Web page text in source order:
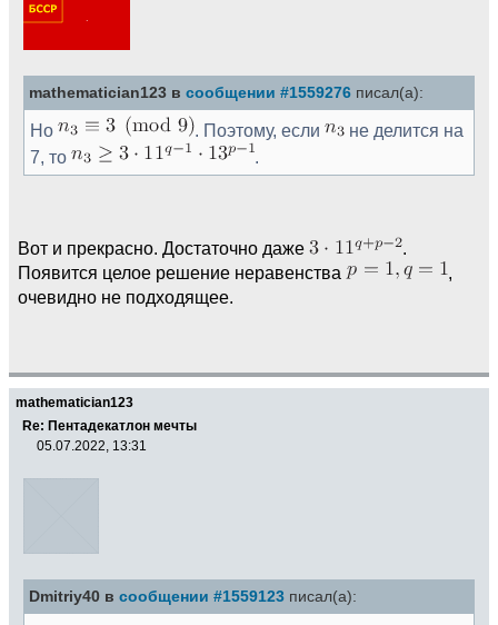
mathematician123 в сообщении #1559276 писал(а):
Но . Поэтому, если
не делится на
7, то
.
Вот и прекрасно. Достаточно даже
.
Появится целое решение неравенства
,
очевидно не подходящее.
mathematician123
Re: Пентадекатлон мечты
05.07.2022, 13:31
Dmitriy40 в сообщении #1559123 писал(а):